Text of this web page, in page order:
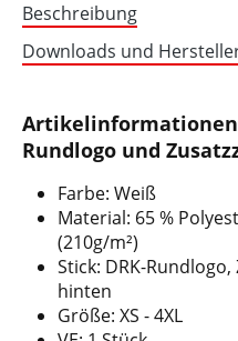
Beschreibung
Downloads und
Rundlogo und
Farbe: Weiß
Material: 65 %
(210g/m²)
Stick: DRK-
hinten
Größe: XS - 4XL